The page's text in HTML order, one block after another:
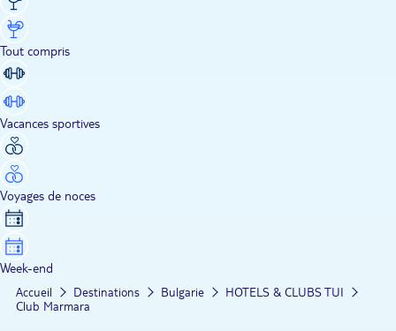
Tout compris
Vacances sportives
Voyages de noces
Week-end
Accueil Destinations Bulgarie
HOTELS & CLUBS TUI
Club Marmara